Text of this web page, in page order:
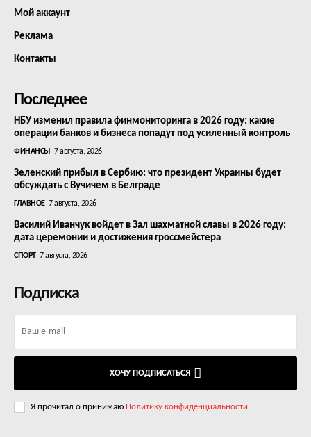
Мой аккаунт
Реклама
Контакты
Последнее
НБУ изменил правила финмониторинга в 2026 году: какие
операции банков и бизнеса попадут под усиленный контроль
ФИНАНСЫ 7 августа, 2026
Зеленский прибыл в Сербию: что президент Украины будет
обсуждать с Вучичем в Белграде
ГЛАВНОЕ 7 августа, 2026
Василий Иванчук войдет в Зал шахматной славы в 2026 году:
дата церемонии и достижения гроссмейстера
СПОРТ 7 августа, 2026
Подписка
ХОЧУ ПОДПИСАТЬСЯ
Я прочитал о принимаю Политику конфиденциальности.